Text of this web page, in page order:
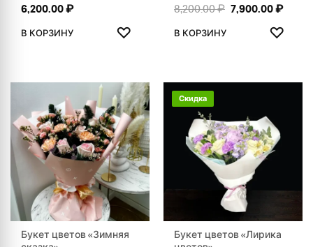
6,200.00₽
В КОРЗИНУ ♡
ДОБАВИТЬ В ИЗБРАННОЕ
8,200.00₽ 7,900.00₽
В КОРЗИНУ ♡
Букет цветов «Зимняя
Скидка
Букет цветов «Лирика